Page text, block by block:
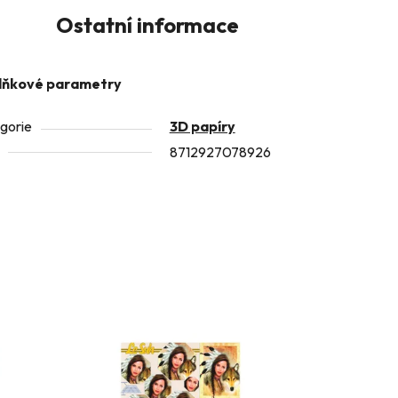
Ostatní informace
parametry
3D papíry
8712927078926